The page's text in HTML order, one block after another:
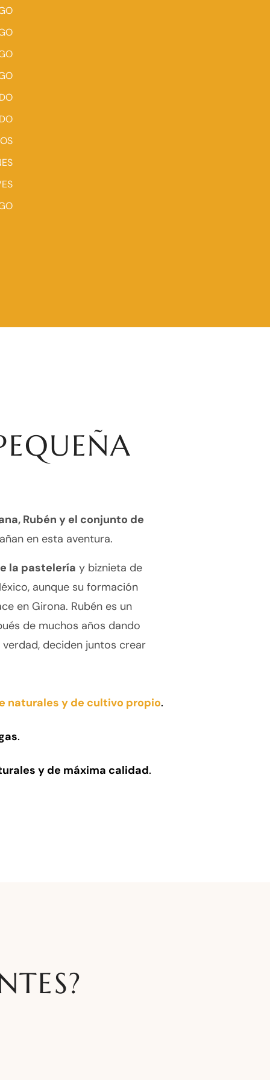
Rubén y el conjunto de
en esta aventura.
la pastelería y biznieta de
aunque su formación
en Girona. Rubén es un
de muchos años dando
deciden juntos crear
naturales y de cultivo propio.
.
y de máxima calidad.